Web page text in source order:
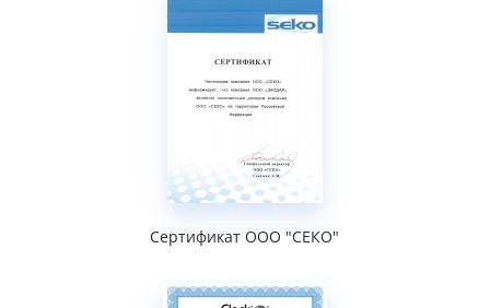
Сертификат ООО "СЕКО"